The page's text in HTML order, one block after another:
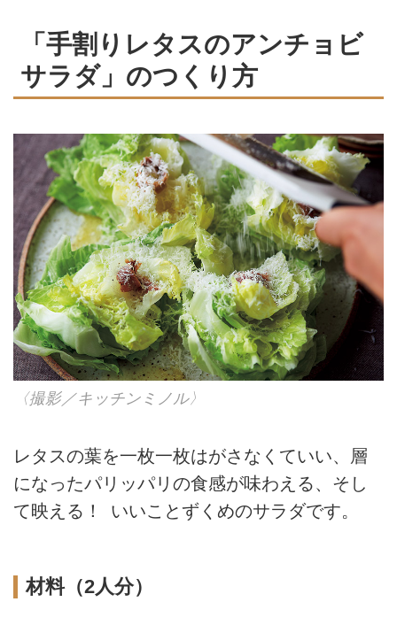
「手割りレタスのアンチョビ
サラダ」のつくり方
〈撮影／キッチンミノル〉
レタスの葉を一枚一枚はがさなくていい、層
になったパリッパリの食感が味わえる、そし
て映える！ いいことずくめのサラダです。
材料（2人分）